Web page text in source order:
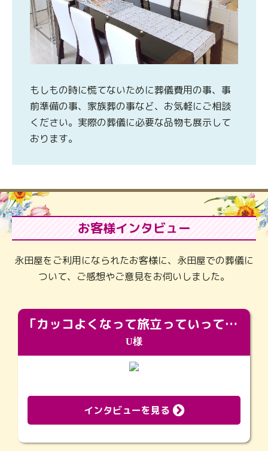
もしもの時に慌てないために葬儀費用の事、事
前準備の事、家族葬の事など、お気軽にご相談
ください。実際の葬儀に必要な品物も展示して
おります。
お客様インタビュー
永田屋をご利用になられたお客様に、永田屋での葬儀に
ついて、ご感想やご意見をお伺いしました。
「カッコよくなって旅立っていってくれました（笑）もっとカッコいいって言ってあげればよかったな」
U様
インタビューを見る